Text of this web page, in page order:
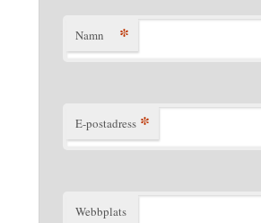
Namn *
E-postadress *
Webbplats